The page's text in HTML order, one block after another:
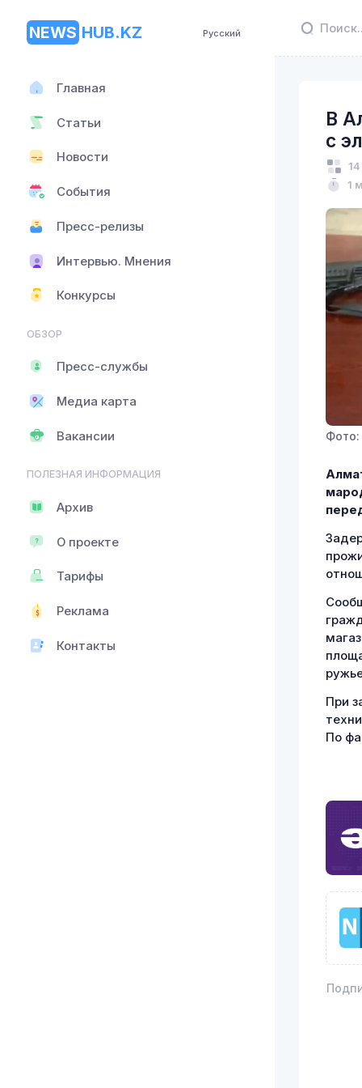
NEWS HUB.KZ Русский
Главная
Статьи
Новости
События
Пресс-релизы
Интервью. Мнения
Конкурсы
ОБЗОР
Пресс-службы
Медиа карта
Вакансии
ПОЛЕЗНАЯ ИНФОРМАЦИЯ
Архив
О проекте
Тарифы
Реклама
Контакты
В
с
1
Фото:
При
По